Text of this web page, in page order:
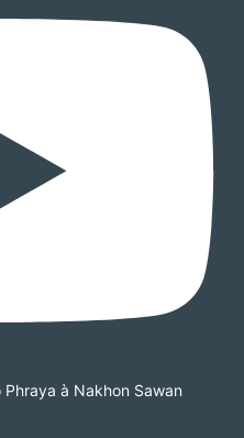
à Nakhon Sawan